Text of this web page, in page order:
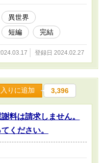
異世界
短編 完結
登録日 2024.02.27
りに追加 3,396
料は請求しません。
ください。